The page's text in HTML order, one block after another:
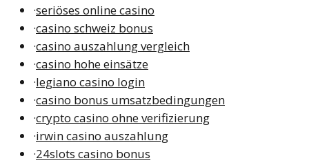
·seriöses online casino
·casino schweiz bonus
·casino auszahlung vergleich
·casino hohe einsätze
·legiano casino login
·casino bonus umsatzbedingungen
·crypto casino ohne verifizierung
·irwin casino auszahlung
·24slots casino bonus